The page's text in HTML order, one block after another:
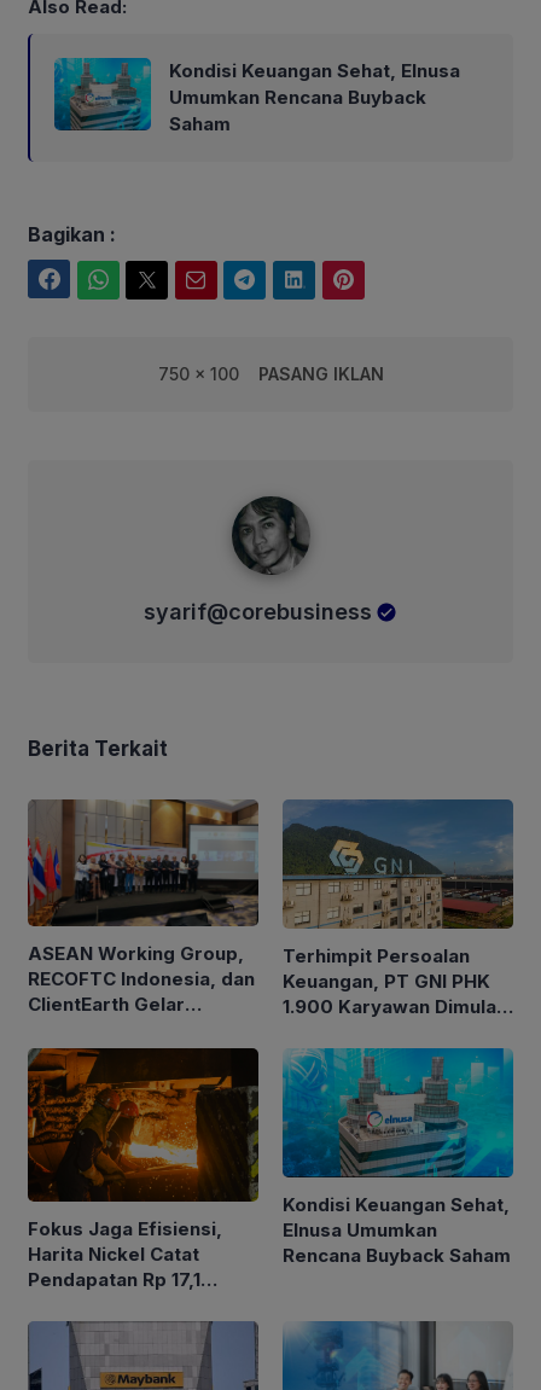
Also Read:
Kondisi Keuangan Sehat, Elnusa
Umumkan Rencana Buyback
Saham
Bagikan :
750 x 100 PASANG IKLAN
syarif@corebusiness
Berita Terkait
ASEAN Working Group,
RECOFTC Indonesia, dan
ClientEarth Gelar
untuk Memperkuat Tata
Kelola Perhutanan Sosial
Terhimpit Persoalan
Keuangan, PT GNI PHK
1.900 Karyawan Dimulai
Fokus Jaga Efisiensi,
Harita Nickel Catat
Pendapatan Rp 17,1
2026
Kondisi Keuangan Sehat,
Elnusa Umumkan
Rencana Buyback Saham